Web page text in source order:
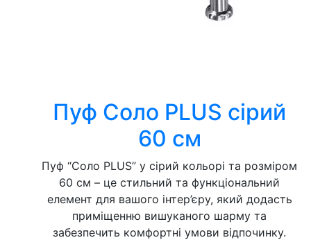
Пуф Соло PLUS сірий
60 см
Пуф “Соло PLUS” у сірий кольорі та розміром
60 см – це стильний та функціональний
елемент для вашого інтер’єру, який додасть
приміщенню вишуканого шарму та
забезпечить комфортні умови відпочинку.